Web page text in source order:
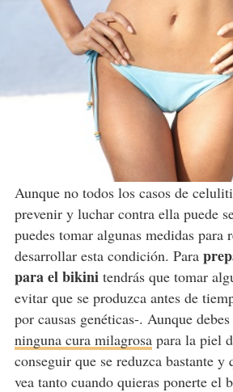
Aunque no todos los casos de
prevenir y luchar contra ella puede
puedes tomar algunas medidas para
desarrollar esta condición. Para
para el bikini tendrás que tomar
evitar que se produzca antes de
por causas genéticas-. Aunque
ninguna cura milagrosapara la piel
conseguir que se reduzca bastante y
vea tanto cuando quieras ponerte el